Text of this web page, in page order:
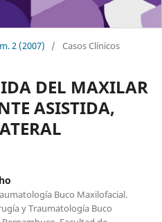
2 (2007) / Casos Clínicos
DEL MAXILAR
ASISTIDA,
Buco Maxilofacial.
y Traumatología Buco